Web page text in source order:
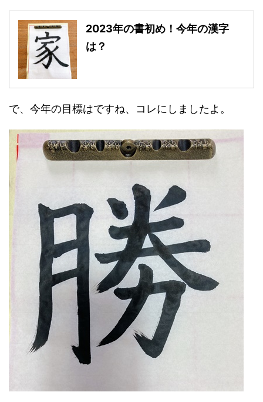
2023年の書初め！今年の漢字
は？
で、今年の目標はですね、コレにしましたよ。